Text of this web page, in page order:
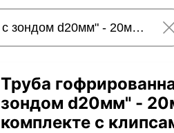
Труба
зондом d20мм" -
комплекте с